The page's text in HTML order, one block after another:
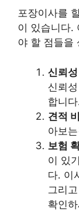
포장이사를
이 있습니다.
야 할 점들을
신뢰
신뢰
합니
견적
아보
보험
이 있
다. 이
그리
확인